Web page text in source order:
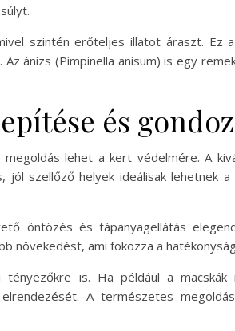
szintén erőteljes illatot áraszt. Ez
ánizs (Pimpinella anisum) is egy
és
lehet a kert védelmére. A
jól szellőző helyek ideálisak lehetnek
öntözés és tápanyagellátás
ami fokozza a
is. Ha például a macskák
A természetes